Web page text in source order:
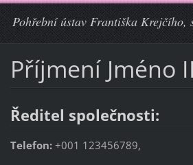
Pohřební ústav Františka Krejčího,
Příjmení Jméno II
Ředitel společnosti:
Telefon:+001 123456789,